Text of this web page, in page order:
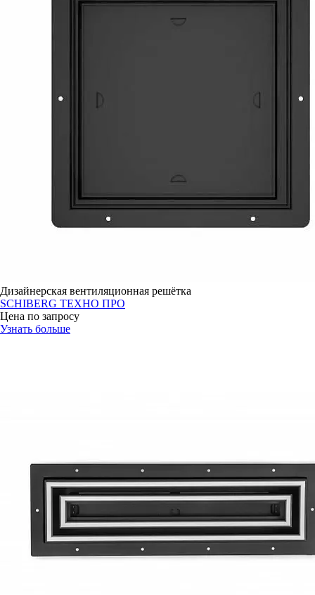
Дизайнерская вентиляционная решётка
SCHIBERG ТЕХНО ПРО
Цена по запросу
Узнать больше